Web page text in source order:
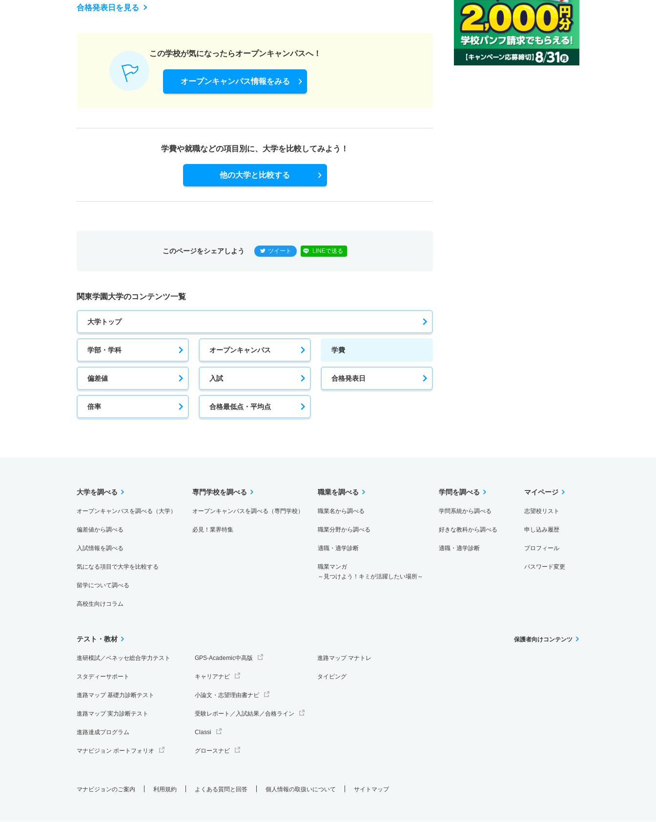
合格発表日を見る
この学校が気になったらオープンキャンパスへ！
オープンキャンパス情報をみる
学費や就職などの項目別に、 大学を比較してみよう！
他の大学と比較する
このページをシェアしよう ツイート LINEで送る
関東学園大学のコンテンツ一覧
大学トップ
学部・学科 オープンキャンパス 学費
偏差値 入試 合格発表日
倍率 合格最低点・平均点
大学を調べる
オープンキャンパスを調べる（大学）
偏差値から調べる
入試情報を調べる
気になる項目で大学を比較する
留学について調べる
高校生向けコラム
専門学校を調べる
オープンキャンパスを調べる（専門学校）
必見！業界特集
職業を調べる
職業名から調べる
職業分野から調べる
適職・適学診断
職業マンガ
～見つけよう！キミが活躍したい場所～
学問を調べる
学問系統から調べる
好きな教科から調べる
適職・適学診断
マイページ
志望校リスト
申し込み履歴
プロフィール
パスワード変更
テスト・教材
進研模試／ベネッセ総合学力テスト
スタディーサポート
進路マップ 基礎力診断テスト
進路マップ 実力診断テスト
進路達成プログラム
マナビジョン ポートフォリオ
GPS-Academic中高版
キャリアナビ
小論文・志望理由書ナビ
受験レポート／入試結果／合格ライン
Classi
グロースナビ
進路マップ マナトレ
タイピング
保護者向けコンテンツ
マナビジョンのご案内 利用規約 よくある質問と回答 個人情報の取扱いについて サイトマップ